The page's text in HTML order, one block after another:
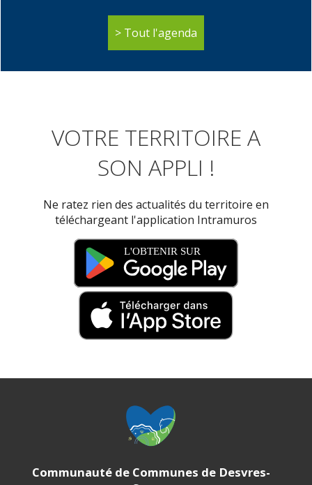
Tout l'agenda
VOTRE TERRITOIRE A
SON APPLI !
Ne ratez rien des actualités du territoire en
téléchargeant l'application Intramuros
Communauté de Communes de Desvres-